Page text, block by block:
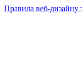
Правила веб-дизайну